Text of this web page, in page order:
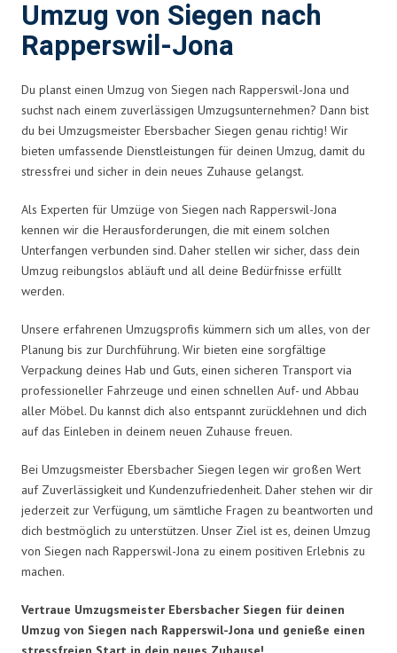
Umzug von Siegen nach
Rapperswil-Jona
Du planst einen Umzug von Siegen nach Rapperswil-Jona und
suchst nach einem zuverlässigen Umzugsunternehmen? Dann bist
du bei Umzugsmeister Ebersbacher Siegen genau richtig! Wir
bieten umfassende Dienstleistungen für deinen Umzug, damit du
stressfrei und sicher in dein neues Zuhause gelangst.
Als Experten für Umzüge von Siegen nach Rapperswil-Jona
kennen wir die Herausforderungen, die mit einem solchen
Unterfangen verbunden sind. Daher stellen wir sicher, dass dein
Umzug reibungslos abläuft und all deine Bedürfnisse erfüllt
werden.
Unsere erfahrenen Umzugsprofis kümmern sich um alles, von der
Planung bis zur Durchführung. Wir bieten eine sorgfältige
Verpackung deines Hab und Guts, einen sicheren Transport via
professioneller Fahrzeuge und einen schnellen Auf- und Abbau
aller Möbel. Du kannst dich also entspannt zurücklehnen und dich
auf das Einleben in deinem neuen Zuhause freuen.
Bei Umzugsmeister Ebersbacher Siegen legen wir großen Wert
auf Zuverlässigkeit und Kundenzufriedenheit. Daher stehen wir dir
jederzeit zur Verfügung, um sämtliche Fragen zu beantworten und
dich bestmöglich zu unterstützen. Unser Ziel ist es, deinen Umzug
von Siegen nach Rapperswil-Jona zu einem positiven Erlebnis zu
machen.
Vertraue Umzugsmeister Ebersbacher Siegen für deinen
Umzug von Siegen nach Rapperswil-Jona und genieße einen